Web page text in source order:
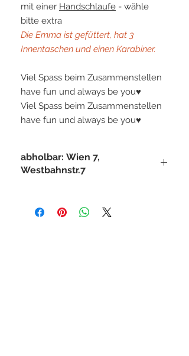
mit einer Handschlaufe - wähle
bitte extra
Die Emma ist gefüttert, hat 3
Innentaschen und einen Karabiner.
Viel Spass beim Zusammenstellen
have fun und always be you♥
Viel Spass beim Zusammenstellen
have fun und always be you♥
abholbar: Wien 7,
Westbahnstr.7